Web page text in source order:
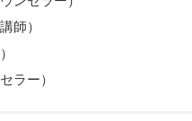
師）
ラー）